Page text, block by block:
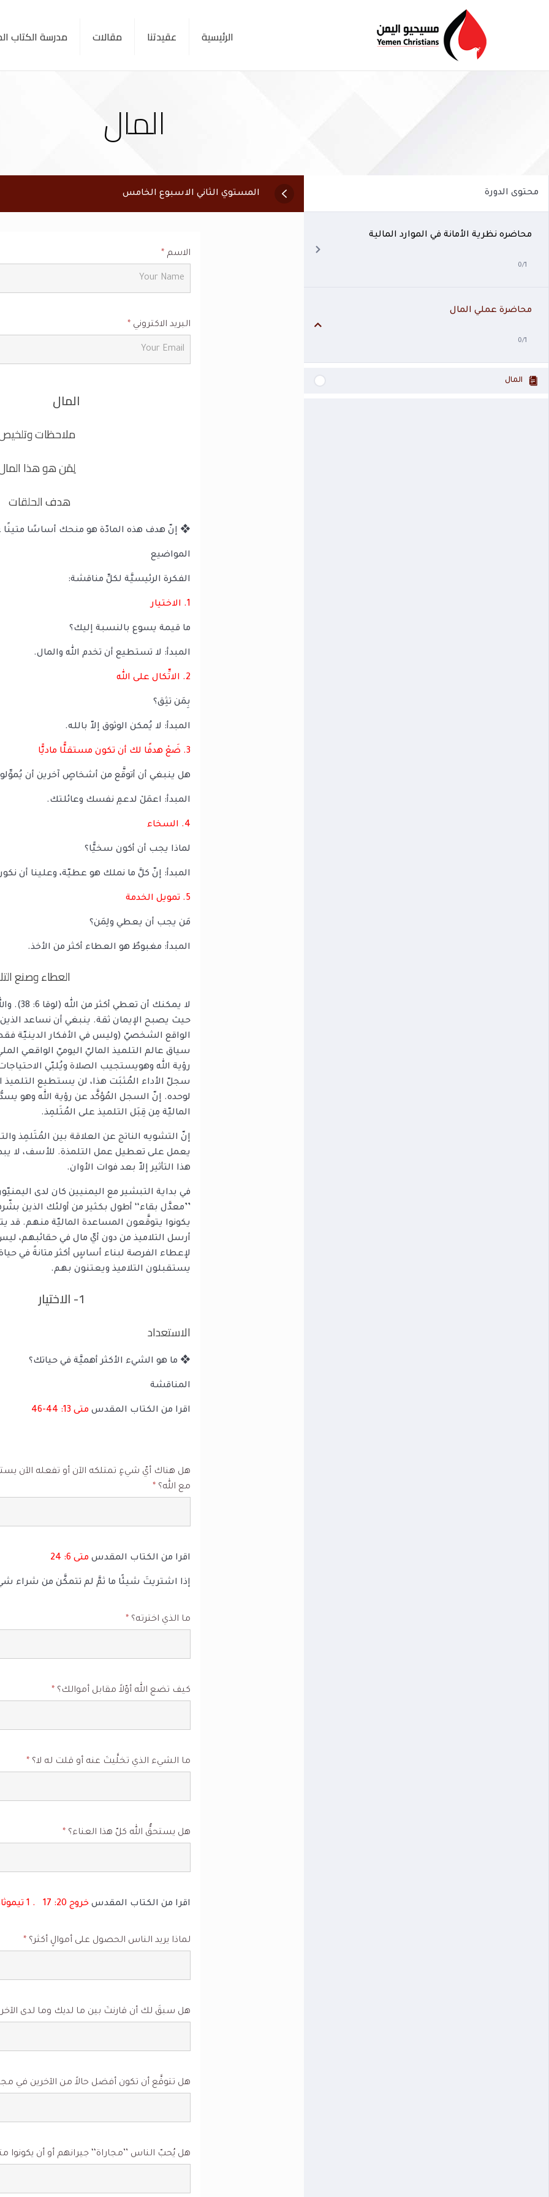
الرئيسية عقيدتنا مقالات مدرسة الكتاب
المال
محتوى الدورة
محاضره نظرية الأمانة في الموارد المالية
0/1
محاضرة عملي المال
0/1
المال
المستوي الثاني الاسبوع الخامس
الاسم *
البريد الاكتروني *
المال
ملاحظات
لِمَن هو هذا
هدف الحلقات
❖ إنّ هدف هذه المادّة هو منحك أساسًا متينًا
المواضيع
الفكرة الرئيسيَّة لكلِّ مناقشة:
1. الاختيار
ما قيمة يسوع بالنسبة إليك؟
المبدأ: لا تستطيع أن تخدم الله والمال.
2. الاتِّكال على الله
بِمَن تثِق؟
المبدأ: لا يُمكن الوثوق إلاّ بالله.
3. ضَعْ هدفًا لك أن تكون مستقلًّا ماديًّا
هل ينبغي أن أتوقَّع من أشخاصٍ آخرين أن
المبدأ: اعمَلْ لدعمِ نفسك وعائلتك.
4. السخاء
لماذا يجب أن أكون سخيًّا؟
المبدأ: إنّ كلَّ ما نملك هو عطيّة، وعلينا أن
5. تمويل الخدمة
مَن يجب أن يعطي ولِمَن؟
المبدأ: مغبوطٌ هو العطاء أكثر من الأخذ.
العطاء وصنع
لا يمكنك
حيث يصبح الإيمان ثقة. ينبغي أن نساعد
الواقع الشخصيّ (وليس في الأفكار الدينيّة
سياق عالم التلميذ الماليّ اليوميّ الواقعي
رؤية الله وهويستجيب الصلاة ويُلبّي
سجلّ الأداء المُثبَت هذا، لن يستطيع التلميذ
لوحده. إنّ السجل المُؤكَّد عن رؤية الله وهو
الماليّة مِن قِبَل التلميذ على المُتَلمِذ.
إنّ التشويه الناتج عن العلاقة بين المُتَلمِذ
يعمل على تعطيل عمل التلمذة. للأسف، لا
هذا التأثير إلاّ بعد فوات الأوان.
في بداية التبشير مع اليمنيين كان لدى
’’معدَّل بقاء‘‘ أطول بكثير من أولئك الذين
يكونوا يتوقَّعون المساعدة الماليّة منهم. قد
أرسل التلاميذ من دون أيّ مال في حقائبهم،
لإعطاء الفرصة لبناء أساسٍ أكثر متانةً في
يستقبلون التلاميذ ويعتنون بهم.
الاستعداد
❖ ما هو الشيء الأكثر أهميَّة في حياتك؟
المناقشة
اقرا من الكتاب المقدس متى 13: 44-46
هل هناك أيّ شيءٍ تمتلكه الآن أو تفعله الآن
مع الله؟ *
اقرا من الكتاب المقدس متى 6: 24
إذا اشتريتَ شيئًا ما ثمَّ لم تتمكَّن من شراء
ما الذي اخترته؟ *
كيف تضع الله أوّلاً مقابل أموالك؟ *
ما الشيء الذي تخلَّيتَ عنه أو قلت له لا؟ *
هل يستحقُّ الله كلّ هذا العناء؟ *
اقرا من الكتاب المقدسخروج 20: 17 . 1 تيموثاوس 6: 10
لماذا يريد الناس الحصول على أموالٍ أكثر؟ *
هل سبقَ لك أن قارنتَ بين ما لديك وما لدى
هل تتوقَّع أن تكون أفضل حالاً من الآخرين
هل يُحبّ الناس ’’مجاراة‘‘ جيرانهم أو أن